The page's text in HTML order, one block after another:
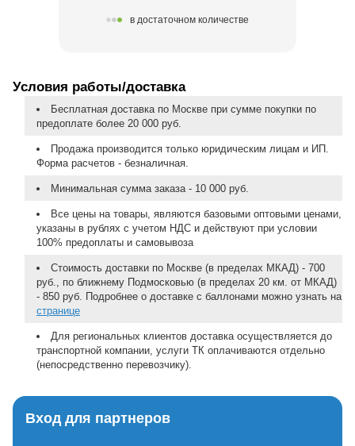
в достаточном количестве
Условия работы/доставка
Бесплатная доставка по Москве при сумме покупки по
предоплате более 20 000 руб.
Продажа производится только юридическим лицам и ИП.
Форма расчетов - безналичная.
Минимальная сумма заказа - 10 000 руб.
Все цены на товары, являются базовыми оптовыми ценами,
указаны в рублях с учетом НДС и действуют при условии
100% предоплаты и самовывоза
Стоимость доставки по Москве (в пределах МКАД) - 700
руб., по ближнему Подмосковью (в пределах 20 км. от МКАД)
- 850 руб. Подробнее о доставке с баллонами можно узнать на
странице
Для региональных клиентов доставка осуществляется до
транспортной компании, услуги ТК оплачиваются отдельно
(непосредственно перевозчику).
Вход для партнеров